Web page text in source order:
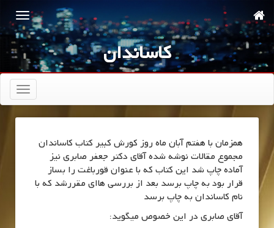
کاساندان
ناوبری
همزمان با هفتم آبان ماه روز کورش کبیر کتاب کاساندان
مجموع مقالات نوشه شده آقای دکتر جعفر صابری نیز
آماده چاپ شد این کتاب که با عنوان قورباغت را بساز
قرار بود به چاپ برسد بعد از بررسی هاای مقررشد که با
نام کاساندان به چاپ برسد
آقای صابری در این خصوص میگوید: